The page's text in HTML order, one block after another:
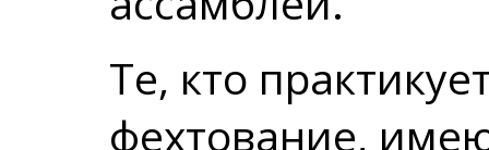
Те, кто
фехтование,